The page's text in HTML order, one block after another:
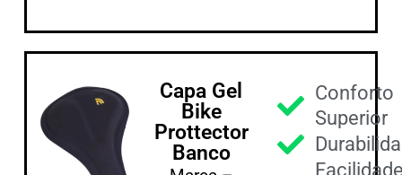
Capa Gel
Bike
Prottector
Banco
Conforto
Superior